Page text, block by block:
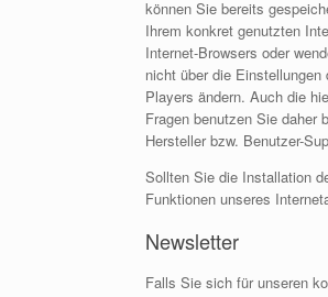
können Sie bereits
Ihrem konkret genutzten
Internet-Browsers oder
nicht über die
Players ändern. Auch die
Fragen benutzen Sie daher
Hersteller bzw. Benutzer-
Sollten Sie die Installation
Funktionen unseres
Newsletter
Falls Sie sich für unseren